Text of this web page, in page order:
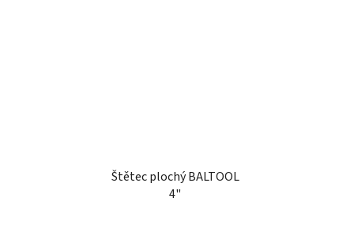
Štětec plochý BALTOOL
4"